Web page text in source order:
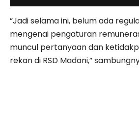
”Jadi selama ini, belum ada
mengenai pengaturan
muncul pertanyaan dan
rekan di RSD Madani,”